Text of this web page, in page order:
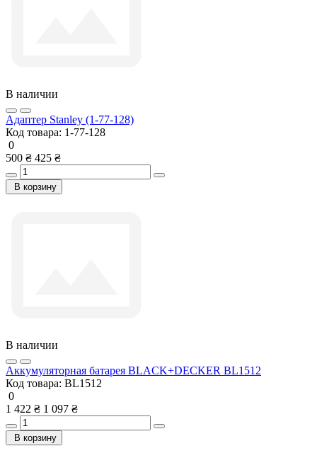
В наличии
Адаптер Stanley (1-77-128)
Код товара: 1-77-128
0
500 ₴ 425 ₴
В корзину
В наличии
Аккумуляторная батарея BLACK+DECKER BL1512
Код товара: BL1512
0
1 422 ₴ 1 097 ₴
В корзину